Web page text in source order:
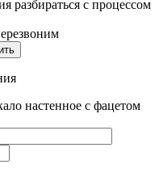
разбираться с процессом
настенное с фацетом